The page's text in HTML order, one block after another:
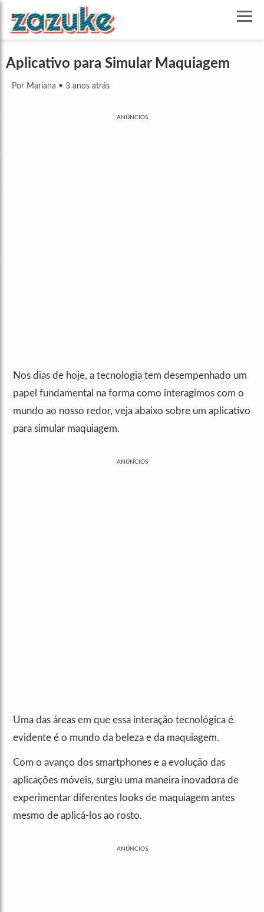
Aplicativo para Simular Maquiagem
Por Mariana • 3 anos atrás
ANÚNCIOS
Nos dias de hoje, a tecnologia tem desempenhado um
papel fundamental na forma como interagimos com o
mundo ao nosso redor, veja abaixo sobre um aplicativo
para simular maquiagem.
ANÚNCIOS
Uma das áreas em que essa interação tecnológica é
evidente é o mundo da beleza e da maquiagem.
Com o avanço dos smartphones e a evolução das
aplicações móveis, surgiu uma maneira inovadora de
experimentar diferentes looks de maquiagem antes
mesmo de aplicá-los ao rosto.
ANÚNCIOS